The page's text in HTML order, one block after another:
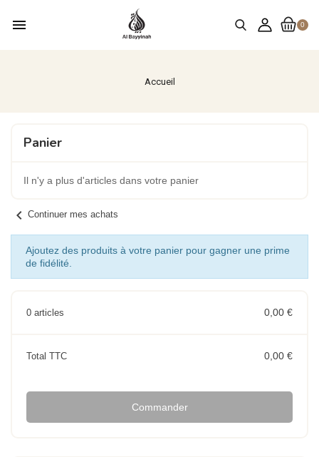
0
menu
Accueil
Panier
Il n'y a plus d'articles dans votre panier
chevron_left Continuer mes achats
Ajoutez des produits à votre panier pour gagner une prime
de fidélité.
0 articles 0,00 €
Total TTC 0,00 €
Commander